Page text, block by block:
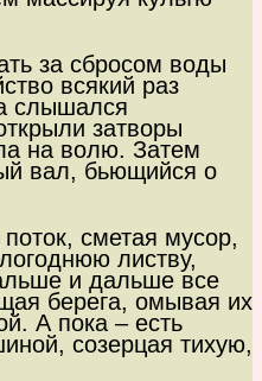
за сбросом воды
всякий раз
слышался
затворы
на волю. Затем
вал, бьющийся о
сметая мусор,
листву,
и дальше все
берега, омывая их
А пока – есть
созерцая тихую,